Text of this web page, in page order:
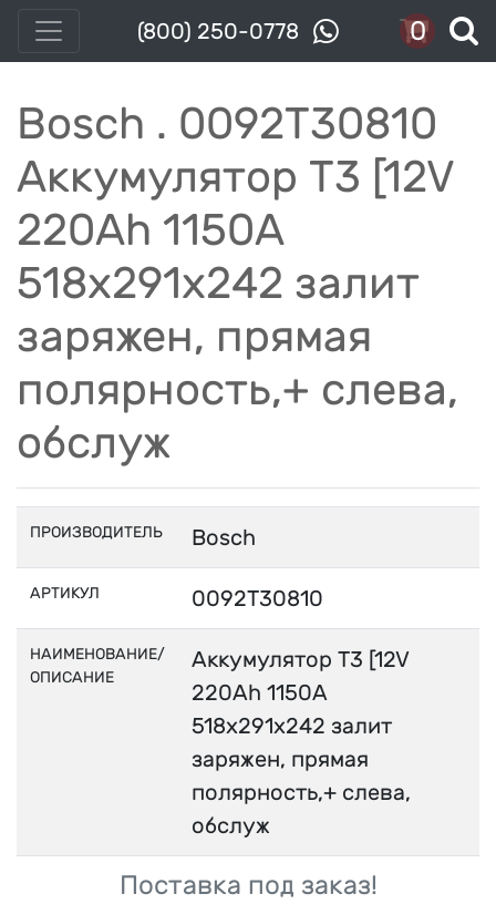
(800) 250-0778 0
Bosch . 0092T30810
Аккумулятор T3 [12V
220Ah 1150А
518x291x242 залит
заряжен, прямая
полярность,+ слева,
обслуж
ПРОИЗВОДИТЕЛЬ Bosch
АРТИКУЛ 0092T30810
НАИМЕНОВАНИЕ/
ОПИСАНИЕ
Аккумулятор T3 [12V
220Ah 1150А
518x291x242 залит
заряжен, прямая
полярность,+ слева,
обслуж
Поставка под заказ!